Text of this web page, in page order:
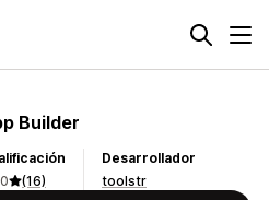
Builder
(16)
Desarrollador
toolstr